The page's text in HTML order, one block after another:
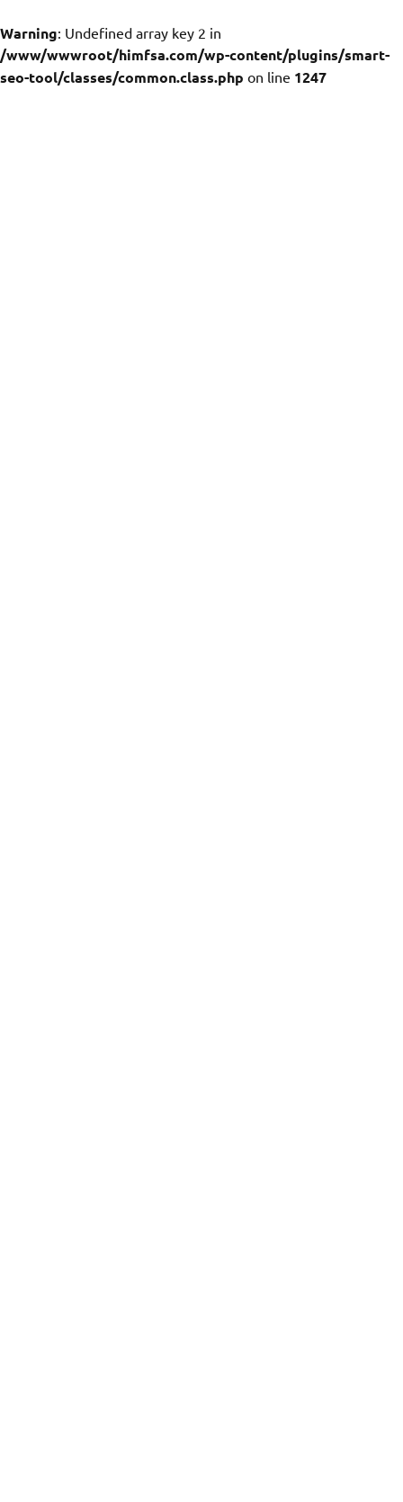
Warning: Undefined array key 2 in
/www/wwwroot/himfsa.com/wp-content/plugins/smart-
seo-tool/classes/common.class.php on line 1247